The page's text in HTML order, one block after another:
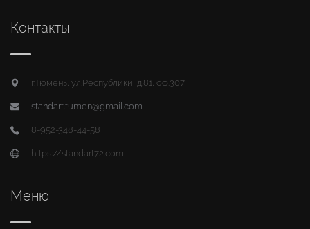
Контакты
г.Тюмень, ул.Республики, д.81, оф.307
standart.tumen@gmail.com
8-952-348-44-58
https://standart72.com
Меню